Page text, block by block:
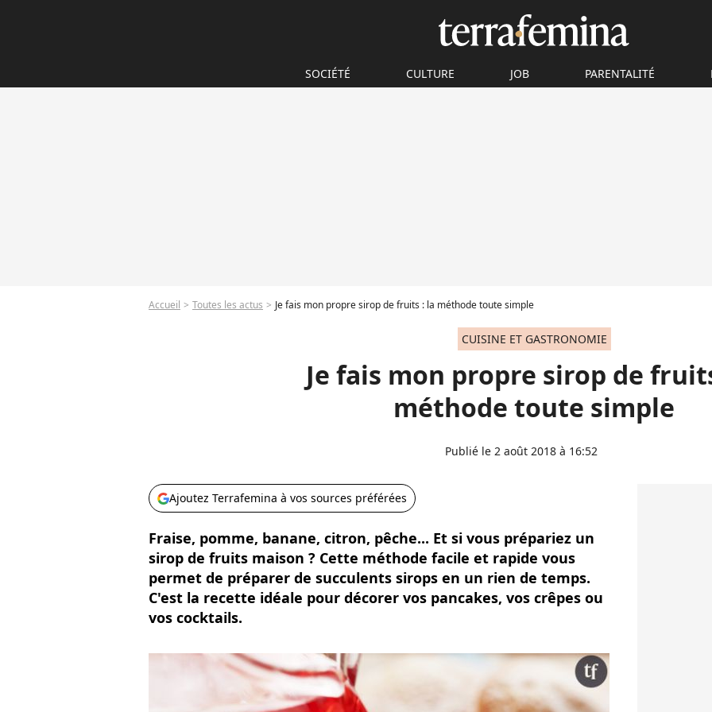
SOCIÉTÉ CULTURE JOB PARENTALITÉ
Accueil Toutes les actus Je fais mon propre sirop de fruits : la méthode toute simple
CUISINE ET GASTRONOMIE
Je fais mon propre sirop de
méthode toute simple
Publié le 2 août 2018 à 16:52
Ajoutez Terrafemina à vos sources préférées
Fraise, pomme, banane, citron, pêche... Et si vous prépariez un
sirop de fruits maison ? Cette méthode facile et rapide vous
permet de préparer de succulents sirops en un rien de temps.
C'est la recette idéale pour décorer vos pancakes, vos crêpes ou
vos cocktails.